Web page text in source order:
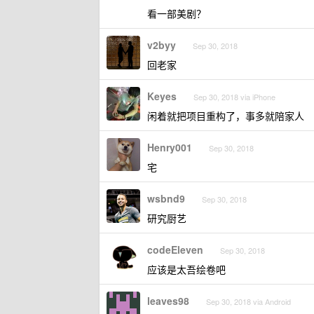
看一部美剧？
v2byy Sep 30, 2018
回老家
Keyes Sep 30, 2018 via iPhone
闲着就把项目重构了，事多就陪家人
Henry001 Sep 30, 2018
宅
wsbnd9 Sep 30, 2018
研究厨艺
codeEleven Sep 30, 2018
应该是太吾绘卷吧
leaves98 Sep 30, 2018 via Android